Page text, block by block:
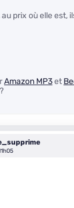
prix où elle est,
Amazon MP3et